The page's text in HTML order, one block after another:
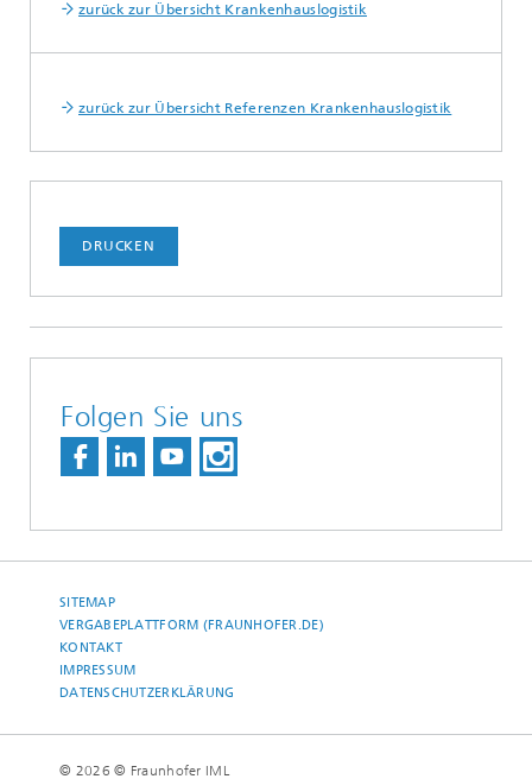
zurück zur Übersicht Krankenhauslogistik
zurück zur Übersicht Referenzen Krankenhauslogistik
DRUCKEN
Folgen Sie uns
SITEMAP
VERGABEPLATTFORM (FRAUNHOFER.DE)
KONTAKT
IMPRESSUM
DATENSCHUTZERKLÄRUNG
© 2026 © Fraunhofer IML